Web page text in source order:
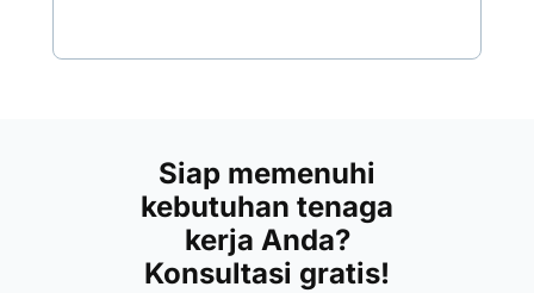
Siap memenuhi
kebutuhan tenaga
kerja Anda?
Konsultasi gratis!